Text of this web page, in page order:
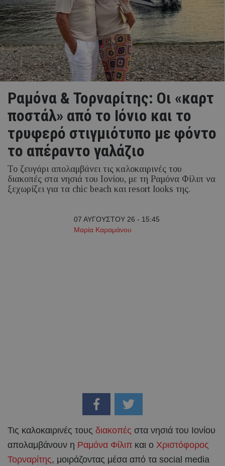
Ραμόνα & Τορναρίτης: Οι «καρτ
ποστάλ» από το Ιόνιο και το
τρυφερό στιγμιότυπο με φόντο
το απέραντο γαλάζιο
Το ζευγάρι απολαμβάνει τις καλοκαιρινές του
διακοπές στα νησιά του Ιονίου, με τη Ραμόνα Φίλιπ να
ξεχωρίζει για τα chic beach και resort looks της.
07 ΑΥΓΟΥΣΤΟΥ 26 - 15:45
Μαρία Καραμάνου
Τις καλοκαιρινές τους διακοπές στα νησιά του Ιονίου
απολαμβάνουν η Ραμόνα Φίλιπ και ο Χριστόφορος
Τορναρίτης, μοιράζοντας μέσα από τα social media